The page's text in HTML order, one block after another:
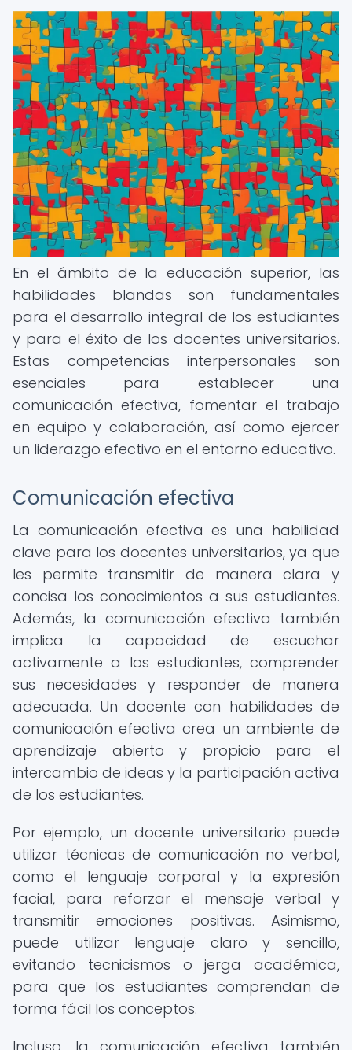
En el ámbito de la educación superior, las
habilidades blandas son fundamentales
para el desarrollo integral de los estudiantes
y para el éxito de los docentes universitarios.
Estas competencias interpersonales son
esenciales para establecer una
comunicación efectiva, fomentar el trabajo
en equipo y colaboración, así como ejercer
un liderazgo efectivo en el entorno educativo.
Comunicación efectiva
La comunicación efectiva es una habilidad
clave para los docentes universitarios, ya que
les permite transmitir de manera clara y
concisa los conocimientos a sus estudiantes.
Además, la comunicación efectiva también
implica la capacidad de escuchar
activamente a los estudiantes, comprender
sus necesidades y responder de manera
adecuada. Un docente con habilidades de
comunicación efectiva crea un ambiente de
aprendizaje abierto y propicio para el
intercambio de ideas y la participación activa
de los estudiantes.
Por ejemplo, un docente universitario puede
utilizar técnicas de comunicación no verbal,
como el lenguaje corporal y la expresión
facial, para reforzar el mensaje verbal y
transmitir emociones positivas. Asimismo,
puede utilizar lenguaje claro y sencillo,
evitando tecnicismos o jerga académica,
para que los estudiantes comprendan de
forma fácil los conceptos.